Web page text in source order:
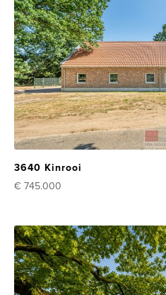
3640 Kinrooi
€ 745.000